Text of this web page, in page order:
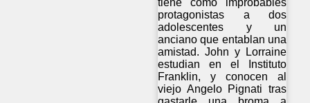
protagonistas a dos
adolescentes y un
anciano que entablan una
amistad. John y Lorraine
estudian en el Instituto
Franklin, y conocen al
viejo Angelo Pignati tras